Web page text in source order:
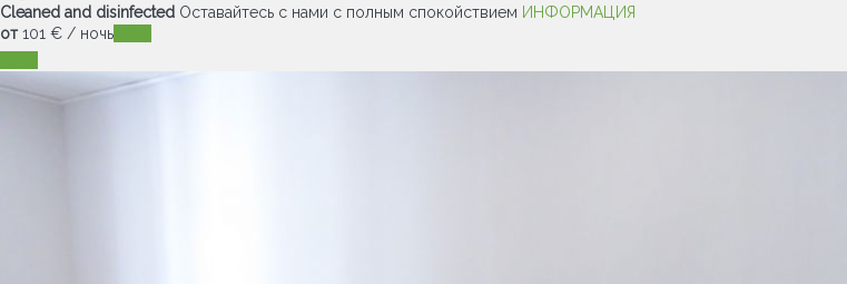
Cleaned and disinfected Оставайтесь с нами с полным спокойствием ИНФОРМАЦИЯ
от101 € / ночь